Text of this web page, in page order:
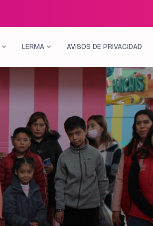
LERMA AVISOS DE PRIVACIDAD